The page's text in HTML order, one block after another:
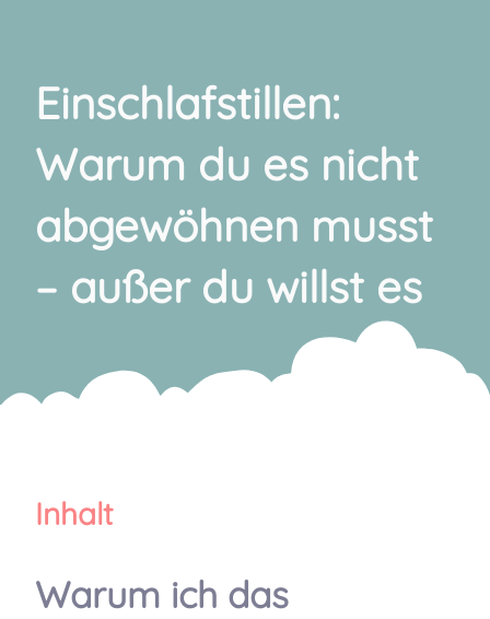
Einschlafstillen:
Warum du es nicht
abgewöhnen musst
– außer du willst es
Inhalt
Warum ich das